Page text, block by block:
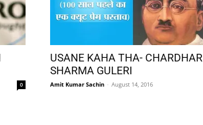
0
USANE KAHA THA- CHARDHAR
SHARMA GULERI
Amit Kumar Sachin - August 14, 2016